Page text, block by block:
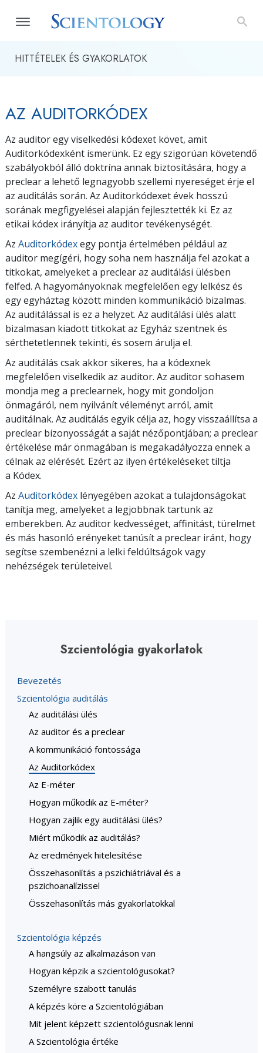
HITTÉTELEK ÉS GYAKORLATOK
AZ AUDITORKÓDEX
Az auditor egy viselkedési kódexet követ, amit
Auditorkódexként ismerünk. Ez egy szigorúan követendő
szabályokból álló doktrína annak biztosítására, hogy a
preclear a lehető legnagyobb szellemi nyereséget érje el
az auditálás során. Az Auditorkódexet évek hosszú
sorának megfigyelései alapján fejlesztették ki. Ez az
etikai kódex irányítja az auditor tevékenységét.
Az Auditorkódexegy pontja értelmében például az
auditor megígéri, hogy soha nem használja fel azokat a
titkokat, amelyeket a preclear az auditálási ülésben
felfed. A hagyományoknak megfelelően egy lelkész és
egy egyháztag között minden kommunikáció bizalmas.
Az auditálással is ez a helyzet. Az auditálási ülés alatt
bizalmasan kiadott titkokat az Egyház szentnek és
sérthetetlennek tekinti, és sosem árulja el.
Az auditálás csak akkor sikeres, ha a kódexnek
megfelelően viselkedik az auditor. Az auditor sohasem
mondja meg a preclearnek, hogy mit gondoljon
önmagáról, nem nyilvánít véleményt arról, amit
auditálnak. Az auditálás egyik célja az, hogy visszaállítsa a
preclear bizonyosságát a saját nézőpontjában; a preclear
értékelése már önmagában is megakadályozza ennek a
célnak az elérését. Ezért az ilyen értékeléseket tiltja
a Kódex.
Az Auditorkódex lényegében azokat a tulajdonságokat
tanítja meg, amelyeket a legjobbnak tartunk az
emberekben. Az auditor kedvességet, affinitást, türelmet
és más hasonló erényeket tanúsít a preclear iránt, hogy
segítse szembenézni a lelki feldúltságok vagy
nehézségek területeivel.
Szcientológia gyakorlatok
Bevezetés
Szcientológia auditálás
Az auditálási ülés
Az auditor és a preclear
A kommunikáció fontossága
Az Auditorkódex
Az E-méter
Hogyan működik az E-méter?
Hogyan zajlik egy auditálási ülés?
Miért működik az auditálás?
Az eredmények hitelesítése
Összehasonlítás a pszichiátriával és a
pszichoanalízissel
Összehasonlítás más gyakorlatokkal
Szcientológia képzés
A hangsúly az alkalmazáson van
Hogyan képzik a szcientológusokat?
Személyre szabott tanulás
A képzés köre a Szcientológiában
Mit jelent képzett szcientológusnak lenni
A Szcientológia értéke